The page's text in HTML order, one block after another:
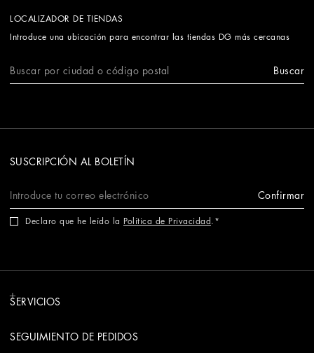
LOCALIZADOR DE TIENDAS
Introduce una ubicación para encontrar las tiendas DG más cercanas
Buscar
SUSCRIPCIÓN AL BOLETÍN
Confirmar
Declaro que he leído la Política de Privacidad .
SERVICIOS
SEGUIMIENTO DE PEDIDOS